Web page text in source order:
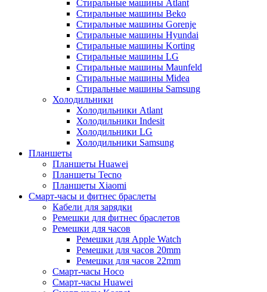
Стиральные машины Atlant
Стиральные машины Beko
Стиральные машины Gorenje
Стиральные машины Hyundai
Стиральные машины Korting
Стиральные машины LG
Стиральные машины Maunfeld
Стиральные машины Midea
Стиральные машины Samsung
Холодильники
Холодильники Atlant
Холодильники Indesit
Холодильники LG
Холодильники Samsung
Планшеты
Планшеты Huawei
Планшеты Tecno
Планшеты Xiaomi
Смарт-часы и фитнес браслеты
Кабели для зарядки
Ремешки для фитнес браслетов
Ремешки для часов
Ремешки для Apple Watch
Ремешки для часов 20mm
Ремешки для часов 22mm
Смарт-часы Hoco
Смарт-часы Huawei